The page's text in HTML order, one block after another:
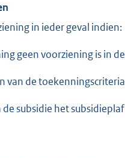
in ieder geval indien:
geen voorziening is in
van de
subsidie het